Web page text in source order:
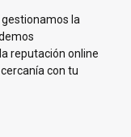
la
reputación online
con tu